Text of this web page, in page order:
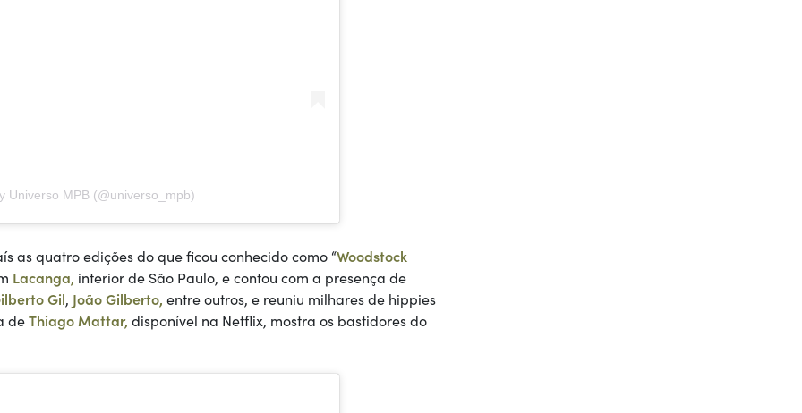
Universo MPB (@universo_mpb)
as quatro edições do que ficou conhecido como “Woodstock
Lacanga, interior de São Paulo, e contou com a presença de
Gil, João Gilberto, entre outros, e reuniu milhares de hippies
deThiago Mattar, disponível na Netflix, mostra os bastidores do